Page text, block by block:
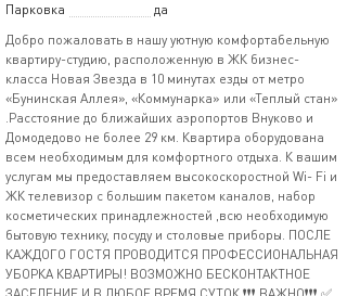
Парковка
да
Добро пожаловать в нашу уютную комфортабельную
квартиру-студию, расположенную в ЖК бизнес-
класса Новая Звезда в 10 минутах езды от метро
«Бунинская Аллея», «Коммунарка» или «Теплый стан»
.Расстояние до ближайших аэропортов Внуково и
Домодедово не более 29 км. Квартира оборудована
всем необходимым для комфортного отдыха. К вашим
услугам мы предоставляем высокоскоростной Wi- Fi и
ЖК телевизор с большим пакетом каналов, набор
косметических принадлежностей ,всю необходимую
бытовую технику, посуду и столовые приборы. ПОСЛЕ
КАЖДОГО ГОСТЯ ПРОВОДИТСЯ ПРОФЕССИОНАЛЬНАЯ
УБОРКА КВАРТИРЫ! ВОЗМОЖНО БЕСКОНТАКТНОЕ